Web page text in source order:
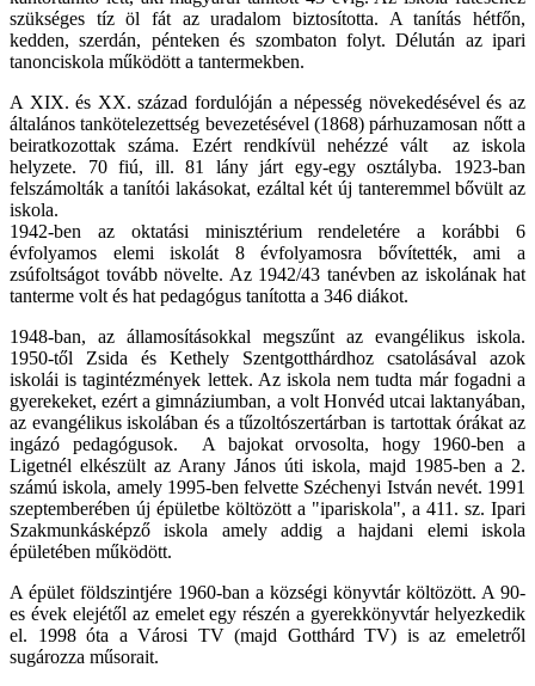
szükséges tíz öl fát az uradalom biztosította. A tanítás hétfőn,
kedden, szerdán, pénteken és szombaton folyt. Délután az ipari
tanonciskola működött a tantermekben.
A XIX. és XX. század fordulóján a népesség növekedésével és az
általános tankötelezettség bevezetésével (1868) párhuzamosan nőtt a
beiratkozottak száma. Ezért rendkívül nehézzé vált az iskola
helyzete. 70 fiú, ill. 81 lány járt egy-egy osztályba. 1923-ban
felszámolták a tanítói lakásokat, ezáltal két új tanteremmel bővült az
iskola.
1942-ben az oktatási minisztérium rendeletére a korábbi 6
évfolyamos elemi iskolát 8 évfolyamosra bővítették, ami a
zsúfoltságot tovább növelte. Az 1942/43 tanévben az iskolának hat
tanterme volt és hat pedagógus tanította a 346 diákot.
1948-ban, az államosításokkal megszűnt az evangélikus iskola.
1950-től Zsida és Kethely Szentgotthárdhoz csatolásával azok
iskolái is tagintézmények lettek. Az iskola nem tudta már fogadni a
gyerekeket, ezért a gimnáziumban, a volt Honvéd utcai laktanyában,
az evangélikus iskolában és a tűzoltószertárban is tartottak órákat az
ingázó pedagógusok. A bajokat orvosolta, hogy 1960-ben a
Ligetnél elkészült az Arany János úti iskola, majd 1985-ben a 2.
számú iskola, amely 1995-ben felvette Széchenyi István nevét. 1991
szeptemberében új épületbe költözött a "ipariskola", a 411. sz. Ipari
Szakmunkásképző iskola amely addig a hajdani elemi iskola
épületében működött.
A épület földszintjére 1960-ban a községi könyvtár költözött. A 90-
es évek elejétől az emelet egy részén a gyerekkönyvtár helyezkedik
el. 1998 óta a Városi TV (majd Gotthárd TV) is az emeletről
sugározza műsorait.